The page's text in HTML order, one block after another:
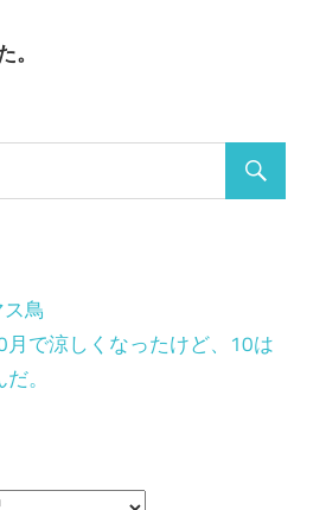
。
鳥
で涼しくなったけど、10は
。